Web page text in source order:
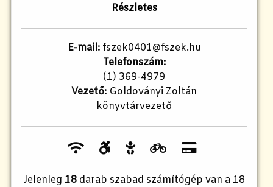
Részletes
E-mail:fszek0401@fszek.hu
Telefonszám:
(1) 369-4979
Vezető: Goldoványi Zoltán
könyvtárvezető
Jelenleg 18 darab szabad számítógép van a 18